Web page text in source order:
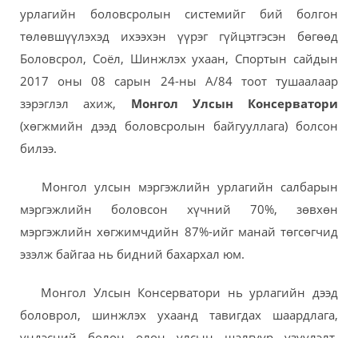
урлагийн боловсролын системийг бий болгон
төлөвшүүлэхэд ихээхэн үүрэг гүйцэтгэсэн бөгөөд
Боловсрол, Соёл, Шинжлэх ухаан, Спортын сайдын
2017 оны 08 сарын 24-ны А/84 тоот тушаалаар
зэрэглэл ахиж, Монгол Улсын Консерватори
(хөгжмийн дээд боловсролын байгууллага) болсон
билээ.
Монгол улсын мэргэжлийн урлагийн салбарын
мэргэжлийн боловсон хүчний 70%, зөвхөн
мэргэжлийн хөгжимчдийн 87%-ийг манай төгсөгчид
эзэлж байгаа нь бидний бахархал юм.
Монгол Улсын Консерватори нь урлагийн дээд
боловрол, шинжлэх ухаанд тавигдах шаардлага,